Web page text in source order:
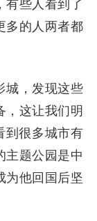
有些人看到了
多的人两者都
城，发现这些
，这让我们明
到很多城市有
主题公园是中
为他回国后坚